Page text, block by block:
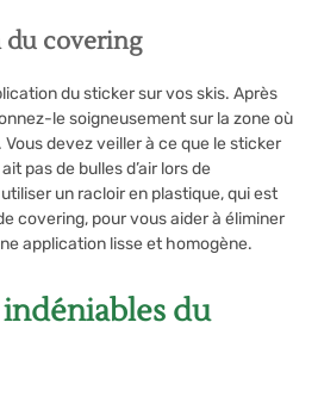
covering
du sticker sur vos skis. Après
le soigneusement sur la zone où
Vous devez veiller à ce que le sticker
pas de bulles d’air lors de
un racloir en plastique, qui est
covering, pour vous aider à éliminer
application lisse et homogène.
indéniables du